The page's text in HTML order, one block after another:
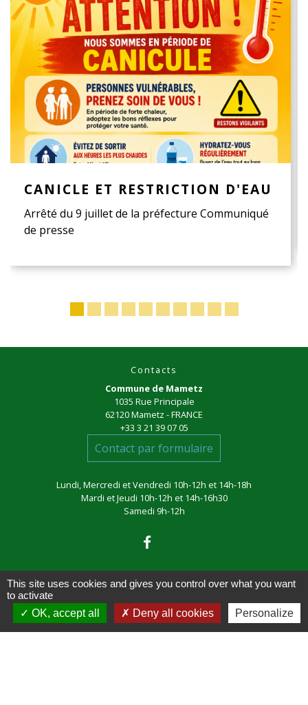
CANICLE ET RESTRICTION D'EAU
Arrêté du 9 juillet de la préfecture Communiqué
de presse
Contacts
Commune de Mametz
1035 Rue Principale
62120 Mametz - FRANCE
+33 3 21 39 07 05
Contact par formulaire
Lundi, Mercredi et Vendredi 10h-12h et 14h-18h
Mardi et Jeudi 10h-12h et 14h-16h30
Samedi 9h-12h
Liens
This site uses cookies and gives you control over what you want
to activate
OK, accept all
Deny all cookies Personalize